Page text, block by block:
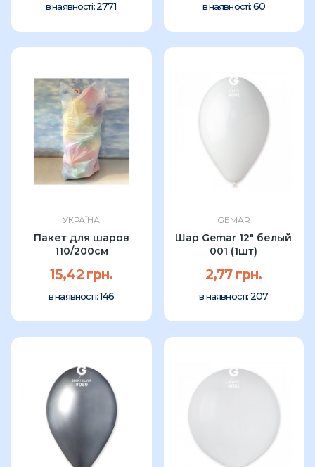
в наявності:2771 в наявності: 60
УКРАЇНА
Пакет для шаров
110/200см
15,42 грн.
в наявності:146
GEMAR
Шар Gemar 12" белый
001 (1шт)
2,77 грн.
в наявності: 207